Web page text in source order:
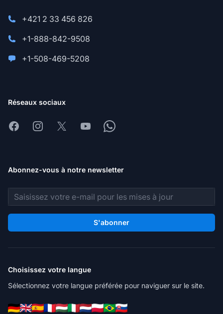
+421 2 33 456 826
+1-888-842-9508
+1-508-469-5208
Réseaux sociaux
FacebookInstagram
X YoutubeWhatsapp
Abonnez-vous à notre newsletter
Adresse e-mail
S'abonner
Choisissez votre langue
Sélectionnez votre langue préférée pour naviguer sur le site.